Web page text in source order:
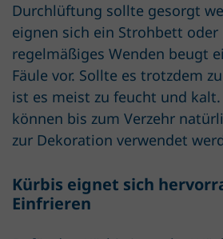
Durchlüftung sollte gesorgt
eignen sich ein Strohbett oder
regelmäßiges Wenden beugt
Fäule vor. Sollte es trotzdem
ist es meist zu feucht und
können bis zum Verzehr
zur Dekoration verwendet
Kürbis eignet sich
Einfrieren